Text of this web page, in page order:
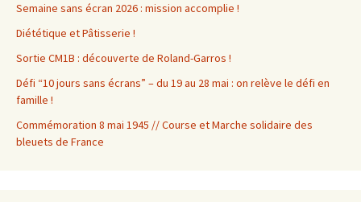
Semaine sans écran 2026 : mission accomplie !
Diététique et Pâtisserie !
Sortie CM1B : découverte de Roland-Garros !
Défi “10 jours sans écrans” – du 19 au 28 mai : on relève le défi en
famille !
Commémoration 8 mai 1945 // Course et Marche solidaire des
bleuets de France